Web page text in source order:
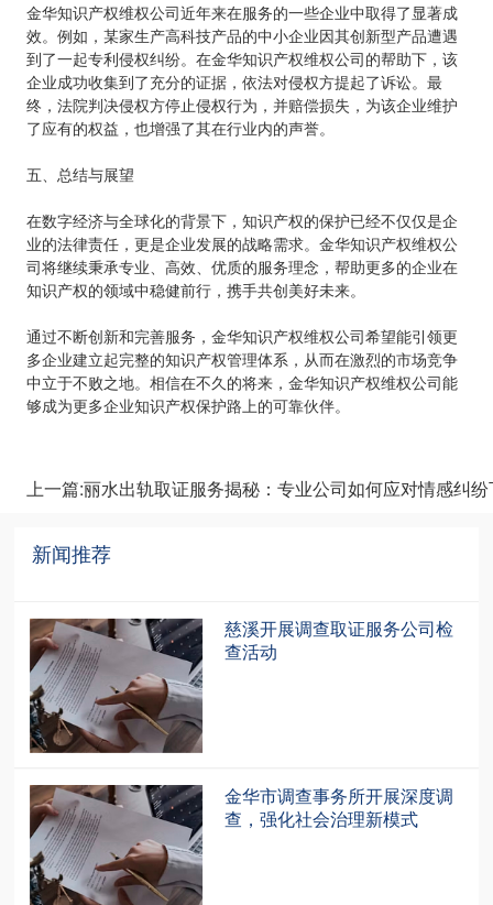
金华知识产权维权公司近年来在服务的一些企业中取得了显著成
效。例如，某家生产高科技产品的中小企业因其创新型产品遭遇
到了一起专利侵权纠纷。在金华知识产权维权公司的帮助下，该
企业成功收集到了充分的证据，依法对侵权方提起了诉讼。最
终，法院判决侵权方停止侵权行为，并赔偿损失，为该企业维护
了应有的权益，也增强了其在行业内的声誉。
五、总结与展望
在数字经济与全球化的背景下，知识产权的保护已经不仅仅是企
业的法律责任，更是企业发展的战略需求。金华知识产权维权公
司将继续秉承专业、高效、优质的服务理念，帮助更多的企业在
知识产权的领域中稳健前行，携手共创美好未来。
通过不断创新和完善服务，金华知识产权维权公司希望能引领更
多企业建立起完整的知识产权管理体系，从而在激烈的市场竞争
中立于不败之地。相信在不久的将来，金华知识产权维权公司能
够成为更多企业知识产权保护路上的可靠伙伴。
上一篇:丽水出轨取证服务揭秘：专业公司如何应对情感纠纷
新闻推荐
慈溪开展调查取证服务公司检
查活动
金华市调查事务所开展深度调
查，强化社会治理新模式